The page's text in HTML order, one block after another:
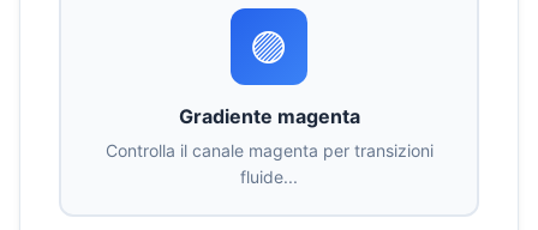
🟣
Gradiente magenta
Controlla il canale magenta per transizioni
fluide...